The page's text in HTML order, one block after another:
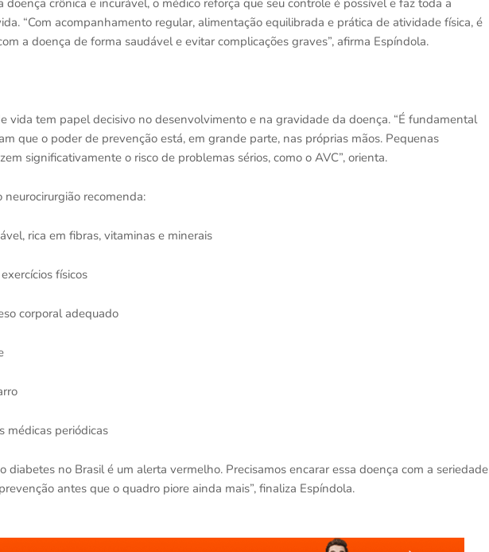
doença crônica e incurável, o médico reforça que seu controle é possível e faz toda a
“Com acompanhamento regular, alimentação equilibrada e prática de atividade física, é
a doença de forma saudável e evitar complicações graves”, afirma Espíndola.
vida tem papel decisivo no desenvolvimento e na gravidade da doença. “É fundamental
que o poder de prevenção está, em grande parte, nas próprias mãos. Pequenas
significativamente o risco de problemas sérios, como o AVC”, orienta.
recomenda:
rica em fibras, vitaminas e minerais
físicos
corporal adequado
médicas periódicas
diabetes no Brasil é um alerta vermelho. Precisamos encarar essa doença com a seriedade
antes que o quadro piore ainda mais”, finaliza Espíndola.